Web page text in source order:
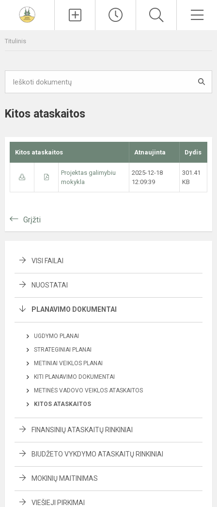
Titulinis
Kitos ataskaitos
Kitos ataskaitos Atnaujinta Dydis
Projektas galimybiu
mokykla
2025-12-18
12:09:39
301.41
KB
Grįžti
VISI FAILAI
NUOSTATAI
PLANAVIMO DOKUMENTAI
UGDYMO PLANAI
STRATEGINIAI PLANAI
METINIAI VEIKLOS PLANAI
KITI PLANAVIMO DOKUMENTAI
METINĖS VADOVO VEIKLOS ATASKAITOS
KITOS ATASKAITOS
FINANSINIŲ ATASKAITŲ RINKINIAI
BIUDŽETO VYKDYMO ATASKAITŲ RINKINIAI
MOKINIŲ MAITINIMAS
VIEŠIEJI PIRKIMAI